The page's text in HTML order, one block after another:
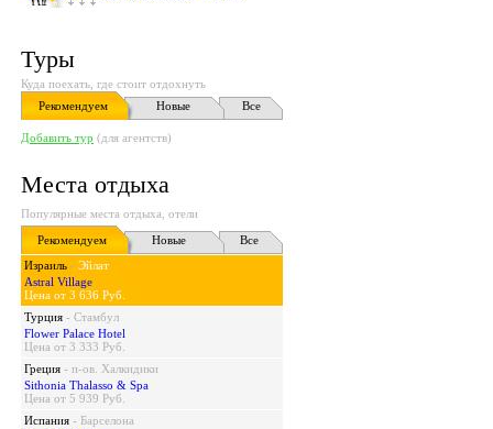
Туры
Куда поехать, где стоит отдохнуть
Рекомендуем
Новые Все
Добавить тур (для агентств)
Места отдыха
Популярные места отдыха, отели
Рекомендуем
Новые
Все
Израиль - Эйлат
Astral Village
Цена от 3 636 Руб.
Турция - Стамбул
Flower Palace Hotel
Цена от 3 333 Руб.
Греция - п-ов. Халкидики
Sithonia Thalasso & Spa
Цена от 5 939 Руб.
Испания - Барселона